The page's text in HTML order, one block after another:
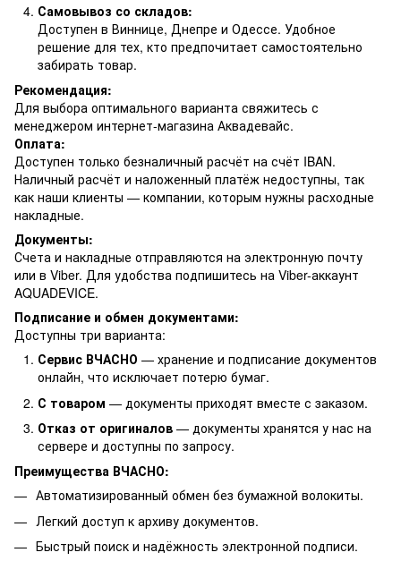
Самовывоз со складов:
Доступен в Виннице, Днепре и Одессе. Удобное
решение для тех, кто предпочитает самостоятельно
забирать товар.
Рекомендация:
Для выбора оптимального варианта свяжитесь с
менеджером интернет-магазина Аквадевайс.
Оплата:
Доступен только безналичный расчёт на счёт IBAN.
Наличный расчёт и наложенный платёж недоступны, так
как наши клиенты — компании, которым нужны расходные
накладные.
Документы:
Счета и накладные отправляются на электронную почту
или в Viber. Для удобства подпишитесь на Viber-аккаунт
AQUADEVICE.
Подписание и обмен документами:
Доступны три варианта:
Сервис ВЧАСНО — хранение и подписание документов
онлайн, что исключает потерю бумаг.
С товаром — документы приходят вместе с заказом.
Отказ от оригиналов — документы хранятся у нас на
сервере и доступны по запросу.
Преимущества ВЧАСНО:
Автоматизированный обмен без бумажной волокиты.
Легкий доступ к архиву документов.
Быстрый поиск и надёжность электронной подписи.